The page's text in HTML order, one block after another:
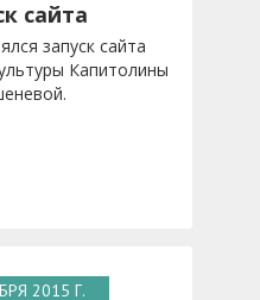
сайта
запуск сайта
Капитолины
2015 Г.